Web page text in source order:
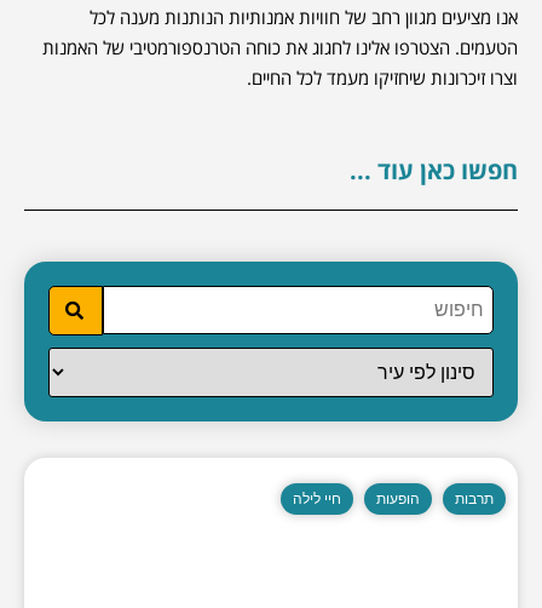
אנו מציעים מגוון רחב של חוויות אמנותיות הנותנות מענה לכל
הטעמים. הצטרפו אלינו לחגוג את כוחה הטרנספורמטיבי של האמנות
וצרו זיכרונות שיחזיקו מעמד לכל החיים.
חפשו כאן עוד ...
תרבות הופעות חיי לילה